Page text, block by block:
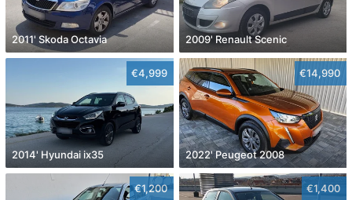
2011' Skoda Octavia 2009' Renault Scenic
€4,999
2014' Hyundai ix35
€14,990
2022' Peugeot 2008
€1,200 €1,400